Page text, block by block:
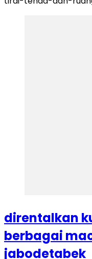
direntalkan
berbagai
jabodetabek